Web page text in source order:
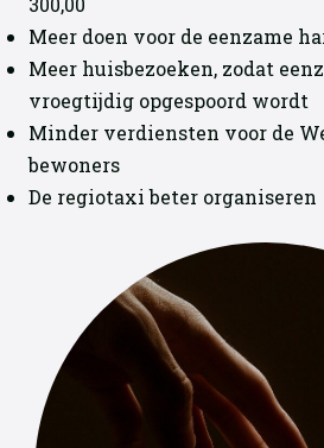
Meer doen voor de eenzame
Meer huisbezoeken, zodat
vroegtijdig opgespoord wordt
Minder verdiensten voor de
bewoners
De regiotaxi beter organiseren